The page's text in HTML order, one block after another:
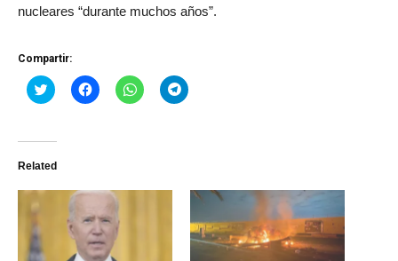
nucleares “durante muchos años”.
Compartir:
Haz
clic
Twitter
abre
una
ventana
nueva)
Haz
clic
una
ventana
nueva)
Haz
clic
una
Haz
clic
una
ventana
Related